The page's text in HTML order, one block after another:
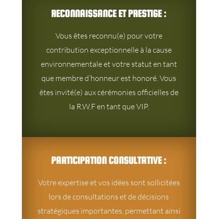
RECONNAISSANCE ET PRESTIGE :
Vous êtes reconnu(e) pour votre
contribution exceptionnelle à la cause
environnementale et votre statut en tant
que membre d’honneur est honoré. Vous
êtes invité(e) aux cérémonies officielles de
la R.W.F en tant que VIP.
PARTICIPATION CONSULTATIVE :
Votre expertise et vos idées sont sollicitées
lors de consultations et de décisions
stratégiques importantes, permettant ainsi